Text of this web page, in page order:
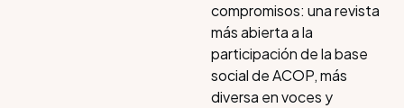
compromisos: una revista
más abierta a la
participación de la base
social de ACOP, más
diversa en voces y